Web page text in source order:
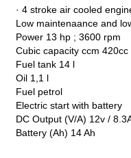
· 4 stroke air cooled
Low maintenaance and
Power 13 hp ; 3600 rpm
Cubic capacity ccm 420cc
Fuel tank 14 l
Oil 1,1 l
Fuel petrol
Electric start with battery
DC Output (V/A) 12v /
Battery (Ah) 14 Ah